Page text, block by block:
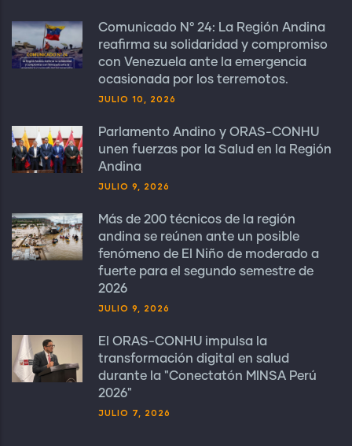
Comunicado N° 24: La Región Andina
reafirma su solidaridad y compromiso
con Venezuela ante la emergencia
ocasionada por los terremotos.
JULIO 10, 2026
Parlamento Andino y ORAS-CONHU
unen fuerzas por la Salud en la Región
Andina
JULIO 9, 2026
Más de 200 técnicos de la región
andina se reúnen ante un posible
fenómeno de El Niño de moderado a
fuerte para el segundo semestre de
2026
JULIO 9, 2026
El ORAS-CONHU impulsa la
transformación digital en salud
durante la "Conectatón MINSA Perú
2026"
JULIO 7, 2026